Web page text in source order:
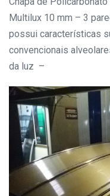
Multilux 10 mm – 3
possui características
convencionais
da luz –